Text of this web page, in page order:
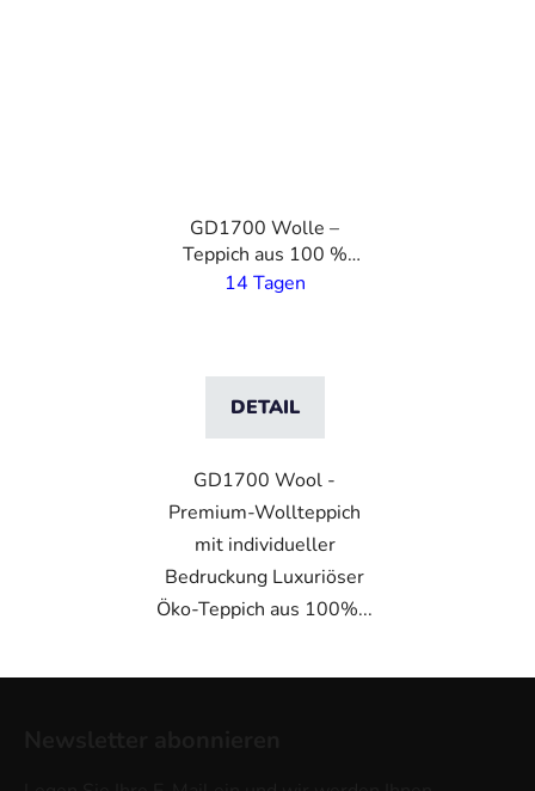
GD1700 Wolle –
Teppich aus 100 %
Wolle mit eigenem
14 Tagen
DETAIL
GD1700 Wool -
Premium-Wollteppich
mit individueller
Bedruckung Luxuriöser
Öko-Teppich aus 100%...